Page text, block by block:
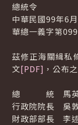
總統令
中華民國99年6
華總一義字第
茲修正海關緝私
文[PDF] ，公布
總 統 馬英
行政院院長 吳
財政部部長 李